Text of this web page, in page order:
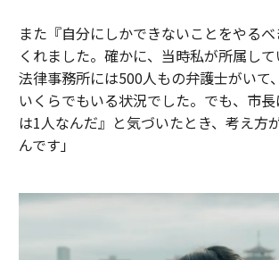
また『自分にしかできないことをやる
くれました。確かに、当時私が所属し
法律事務所には500人もの弁護士がいて
いくらでもいる状況でした。でも、市
は1人なんだ』と気づいたとき、考え方
んです」